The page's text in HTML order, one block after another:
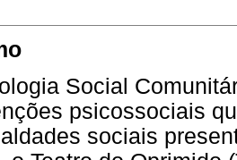
Social
psicossociais
sociais